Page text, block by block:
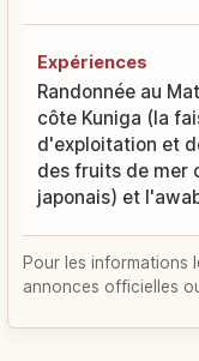
Expériences
Randonnée au
côte Kuniga (la
d'exploitation et
des fruits de mer
japonais) et
Pour les informations
annonces officielles